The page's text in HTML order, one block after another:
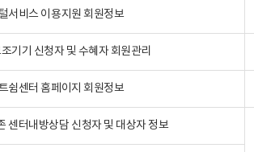
서비스 이용지원 회원정보
기기 신청자 및 수혜자 회원관리
쉼센터 홈페이지 회원정보
센터내방상담 신청자 및 대상자 정보